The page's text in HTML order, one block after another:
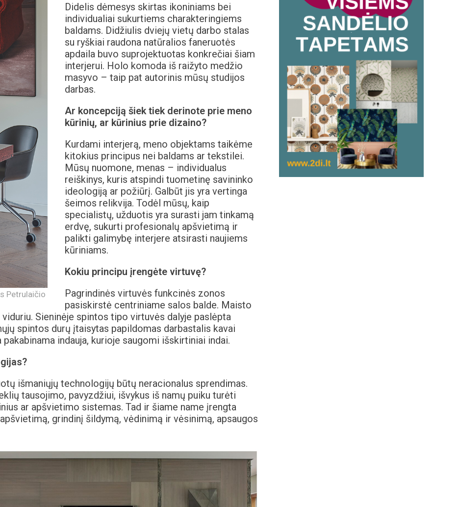
Petrulaičio
Didelis dėmesys skirtas ikoniniams bei
individualiai sukurtiems charakteringiems
baldams. Didžiulis dviejų vietų darbo stalas
su ryškiai raudona natūralios faneruotės
apdaila buvo suprojektuotas konkrečiai šiam
interjerui. Holo komoda iš raižyto medžio
masyvo – taip pat autorinis mūsų studijos
darbas.
Ar koncepciją šiek tiek derinote prie meno
kūrinių, ar kūrinius prie dizaino?
Kurdami interjerą, meno objektams taikėme
kitokius principus nei baldams ar tekstilei.
Mūsų nuomone, menas – individualus
reiškinys, kuris atspindi tuometinę savininko
ideologiją ar požiūrį. Galbūt jis yra vertinga
šeimos relikvija. Todėl mūsų, kaip
specialistų, užduotis yra surasti jam tinkamą
erdvę, sukurti profesionalų apšvietimą ir
palikti galimybę interjere atsirasti naujiems
kūriniams.
Kokiu principu įrengėte virtuvę?
Pagrindinės virtuvės funkcinės zonos
pasiskirstė centriniame salos balde. Maisto
Sieninėje spintos tipo virtuvės dalyje paslėpta
spintos durų įtaisytas papildomas darbastalis kavai
indauja, kurioje saugomi išskirtiniai indai.
išmaniųjų technologijų būtų neracionalus sprendimas.
tausojimo, pavyzdžiui, išvykus iš namų puiku turėti
ar apšvietimo sistemas. Tad ir šiame name įrengta
grindinį šildymą, vėdinimą ir vėsinimą, apsaugos